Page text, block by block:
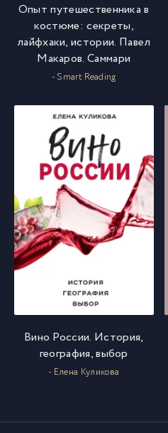
Опыт путешественника в
костюме: секреты,
лайфхаки, истории. Павел
Макаров. Саммари
- Smart Reading
Вино России. История,
география, выбор
- Елена Куликова